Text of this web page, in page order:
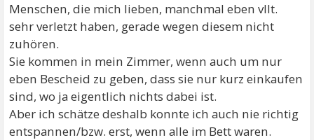
Menschen, die mich lieben, manchmal eben vllt.
sehr verletzt haben, gerade wegen diesem nicht
zuhören.
Sie kommen in mein Zimmer, wenn auch um nur
eben Bescheid zu geben, dass sie nur kurz einkaufen
sind, wo ja eigentlich nichts dabei ist.
Aber ich schätze deshalb konnte ich auch nie richtig
entspannen/bzw. erst, wenn alle im Bett waren.